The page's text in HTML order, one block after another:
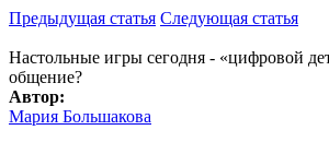
Предыдущая статья Следующая статья
Настольные игры сегодня - «цифровой
общение?
Автор:
Мария Большакова